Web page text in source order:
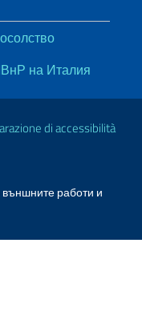
на Италия
di accessibilità
работи и